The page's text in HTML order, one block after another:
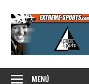
contenido
MENÚ